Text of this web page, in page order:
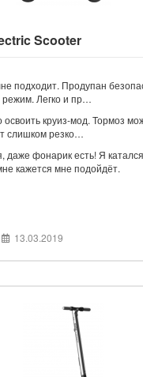
Scooter
подходит. Продупан
режим. Легко и пр…
освоить круиз-мод. Тормоз
слишком резко…
даже фонарик есть! Я
кажется мне подойдёт.
13.03.2019